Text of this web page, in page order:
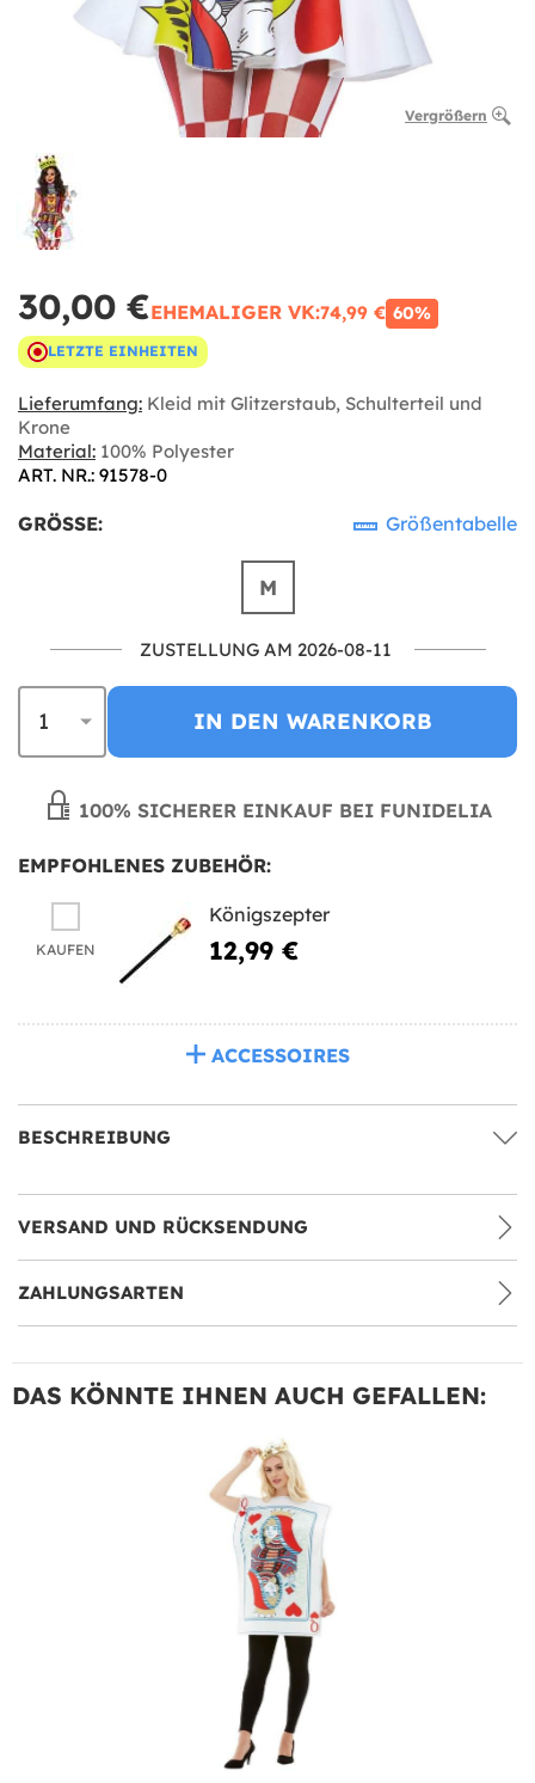
Vergrößern
30,00 €EHEMALIGER VK:74,99 € 60%
LETZTE EINHEITEN
Lieferumfang: Kleid mit Glitzerstaub, Schulterteil und
Krone
Material: 100% Polyester
ART. NR.: 91578-0
GRÖSSE: Größentabelle
M
ZUSTELLUNG AM 2026-08-11
IN DEN WARENKORB
100% SICHERER EINKAUF BEI FUNIDELIA
EMPFOHLENES ZUBEHÖR:
KAUFEN
Königszepter
12,99 €
ACCESSOIRES
BESCHREIBUNG
VERSAND UND RÜCKSENDUNG
ZAHLUNGSARTEN
DAS KÖNNTE IHNEN AUCH GEFALLEN: